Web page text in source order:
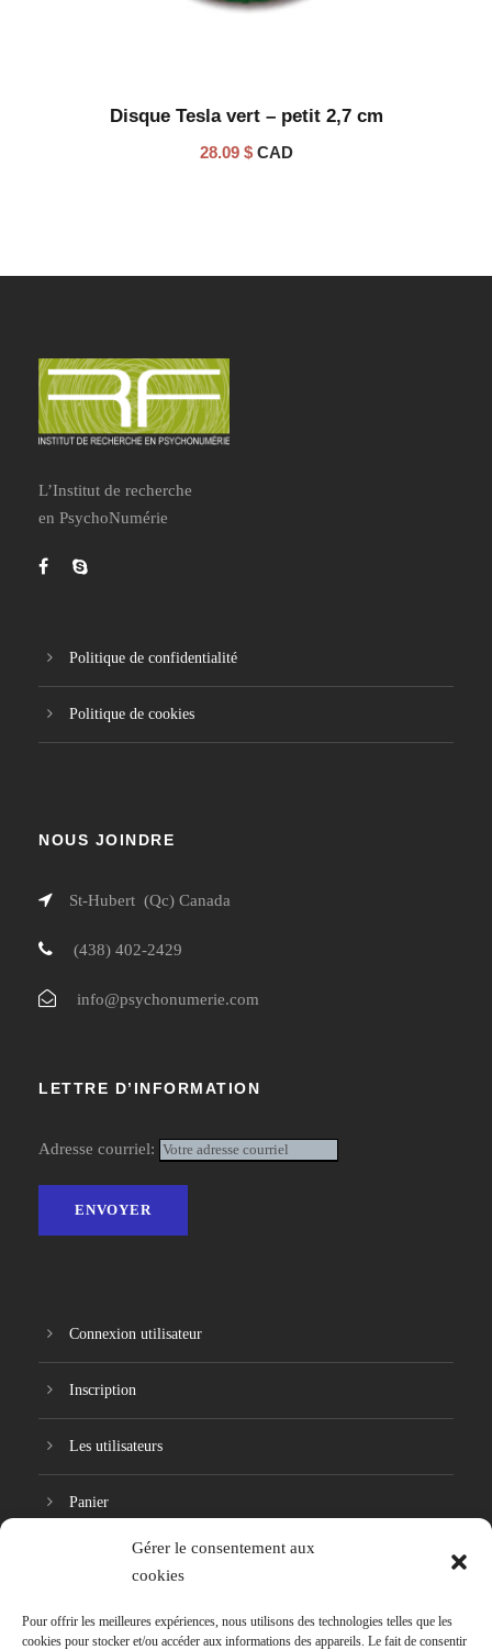
Gérer le consentement aux
cookies
Pour offrir les meilleures expériences, nous utilisons des technologies telles que les
cookies pour stocker et/ou accéder aux informations des appareils. Le fait de consentir
Disque Tesla vert – petit 2,7 cm
28.09 $CAD
L’Institut de recherche
en PsychoNumérie
Politique de confidentialité
Politique de cookies
NOUS JOINDRE
St-Hubert (Qc) Canada
(438) 402-2429
info@psychonumerie.com
LETTRE D’INFORMATION
Adresse courriel:
Connexion utilisateur
Inscription
Les utilisateurs
Panier
Réinitialisation du mot de passe